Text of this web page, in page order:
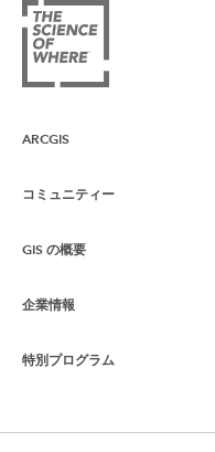
ARCGIS
ArcGIS の概要
マッピング
コミュニティー
Esri Community
ArcGIS ブログ
GIS の概要
GIS とは
ロケーション インテリジェンス
トレーニング
企業情報
Esri について
特別プログラム